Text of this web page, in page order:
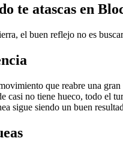
te atascas en
el buen reflejo no es
que reabre una
casi no tiene hueco, todo el
sigue siendo un buen